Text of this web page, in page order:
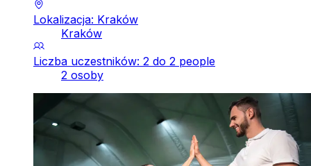
Lokalizacja: Kraków
Kraków
Liczba uczestników: 2 do 2 people
2 osoby